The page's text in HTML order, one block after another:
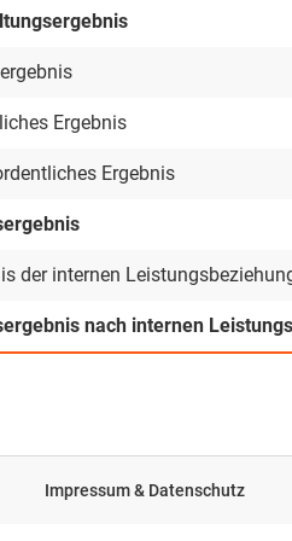
Ergebnis
Ergebnis
der internen
nach internen
Impressum & Datenschutz